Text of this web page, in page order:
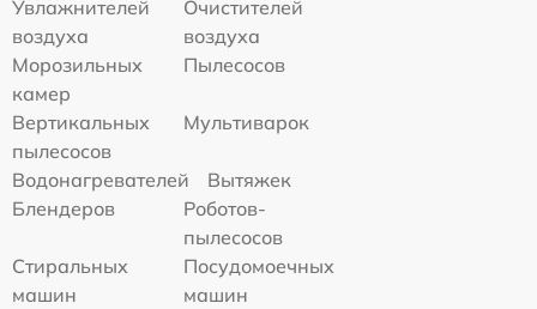
Увлажнителей
воздуха
Очистителей
воздуха
Морозильных
камер
Пылесосов
Вертикальных
пылесосов
Мультиварок
Водонагревателей
Вытяжек
Блендеров
Роботов-
пылесосов
Стиральных
машин
Посудомоечных
машин